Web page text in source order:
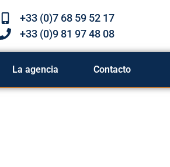
+33 (0)7 68 59 52 17
+33 (0)9 81 97 48 08
La agencia Contacto